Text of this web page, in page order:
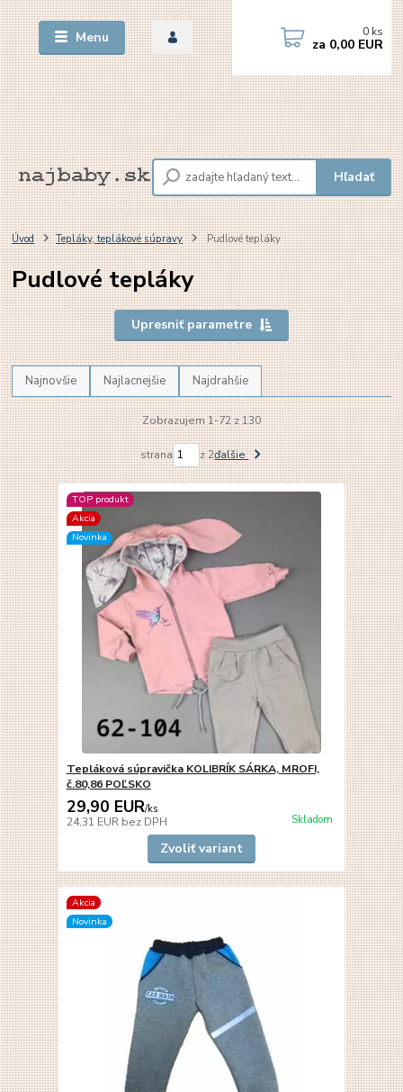
Menu
Hľadať
0 ks
za 0,00 EUR
Úvod Tepláky, teplákové súpravy Pudlové tepláky
Pudlové tepláky
Upresniť parametre
Najnovšie Najlacnejšie Najdrahšie
Zobrazujem 1-72 z 130
strana z 2ďalšie
TOP produkt
Akcia
Novinka
Tepláková súpravička KOLIBRÍK SÁRKA, MROFI,
č.80,86 POĽSKO
29,90 EUR/ks
24,31 EUR bez DPH Skladom
Zvoliť variant
Akcia
Novinka